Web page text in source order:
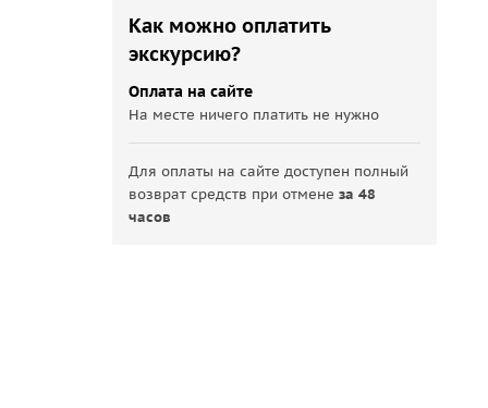
Как можно оплатить
экскурсию?
Оплата на сайте
На месте ничего платить не нужно
Для оплаты на сайте доступен полный
возврат средств при отменеза 48
часов